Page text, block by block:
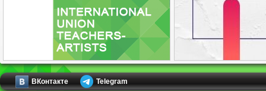
ВКонтакте Telegram